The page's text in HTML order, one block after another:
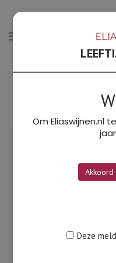
SORTEER OP
Om Eliaswijnen.nl
Akkoord
Deze